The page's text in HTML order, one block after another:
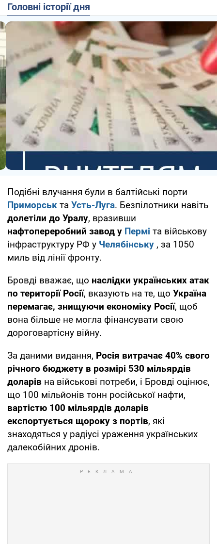
Головні історії дня
Подібні влучання були в балтійські порти
Приморськ та Усть-Луга. Безпілотники навіть
долетіли до Уралу, вразивши
нафтопереробний завод у Пермі та військову
інфраструктуру РФ у Челябінську , за 1050
миль від лінії фронту.
Бровді вважає, що наслідки українських атак
по території Росії, вказують на те, що Україна
перемагає, знищуючи економіку Росії, щоб
вона більше не могла фінансувати свою
дороговартісну війну.
За даними видання, Росія витрачає 40% свого
річного бюджету в розмірі 530 мільярдів
доларів на військові потреби, і Бровді оцінює,
що 100 мільйонів тонн російської нафти,
вартістю 100 мільярдів доларів
експортується щороку з портів, які
знаходяться у радіусі ураження українських
далекобійних дронів.